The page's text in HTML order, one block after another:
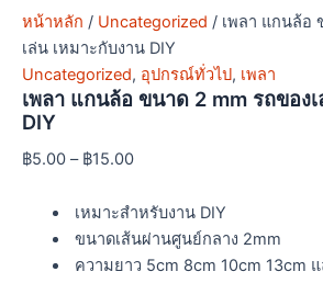
หน้าหลัก / Uncategorized / เพลา แกนล้อ
เล่น เหมาะกับงาน DIY
Uncategorized, อุปกรณ์ทั่วไป, เพลา
เพลา แกนล้อ ขนาด 2 mm รถของ
DIY
฿5.00 – ฿15.00
เหมาะสำหรับงาน DIY
ขนาดเส้นผ่านศูนย์กลาง 2mm
ความยาว 5cm 8cm 10cm 13cm